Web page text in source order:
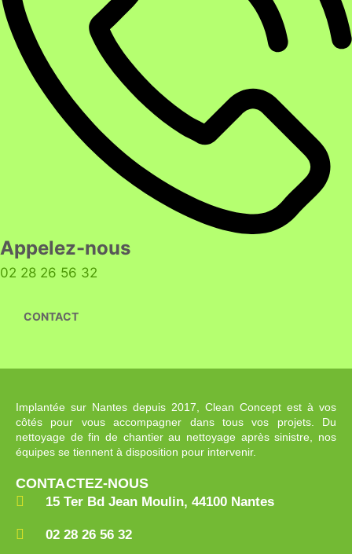
Appelez-nous
02 28 26 56 32
CONTACT
Implantée sur Nantes depuis 2017, Clean Concept est à vos
côtés pour vous accompagner dans tous vos projets. Du
nettoyage de fin de chantier au nettoyage après sinistre, nos
équipes se tiennent à disposition pour intervenir.
CONTACTEZ-NOUS
15 Ter Bd Jean Moulin, 44100 Nantes
02 28 26 56 32